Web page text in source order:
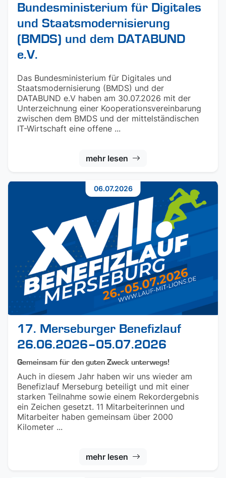
Bundesministerium für Digitales
und Staatsmodernisierung
(BMDS) und dem DATABUND
e.V.
Das Bundesministerium für Digitales und
Staatsmodernisierung (BMDS) und der
DATABUND e.V haben am 30.07.2026 mit der
Unterzeichnung einer Kooperationsvereinbarung
zwischen dem BMDS und der mittelständischen
IT-Wirtschaft eine offene ...
mehr lesen
17. Merseburger Benefizlauf
26.06.2026–05.07.2026
Gemeinsam für den guten Zweck unterwegs!
Auch in diesem Jahr haben wir uns wieder am
Benefizlauf Merseburg beteiligt und mit einer
starken Teilnahme sowie einem Rekordergebnis
ein Zeichen gesetzt. 11 Mitarbeiterinnen und
Mitarbeiter haben gemeinsam über 2000
Kilometer ...
mehr lesen
06.07.2026